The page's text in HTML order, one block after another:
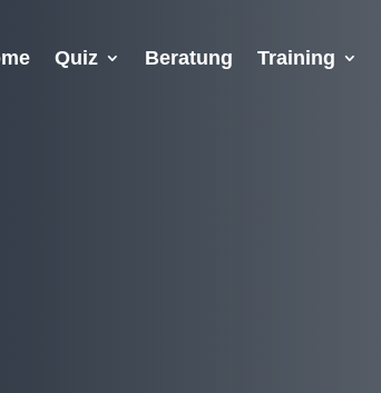
Quiz Beratung Training